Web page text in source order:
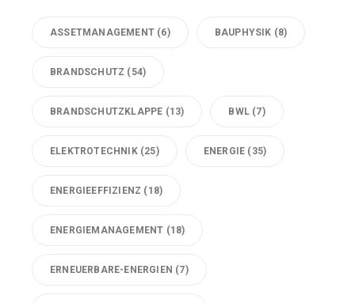
ASSETMANAGEMENT (6) BAUPHYSIK (8)
BRANDSCHUTZ (54)
BRANDSCHUTZKLAPPE (13) BWL (7)
ELEKTROTECHNIK(25) ENERGIE (35)
ENERGIEEFFIZIENZ (18)
ENERGIEMANAGEMENT (18)
ERNEUERBARE-ENERGIEN (7)